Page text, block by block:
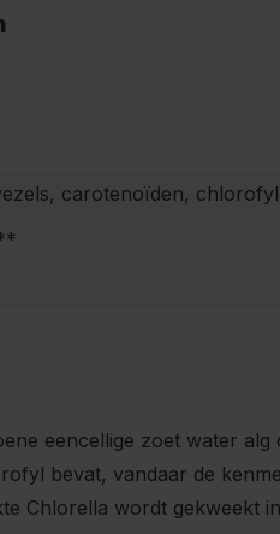
carotenoïden,
eencellige zoet water alg
bevat, vandaar de
Chlorella wordt gekweekt in